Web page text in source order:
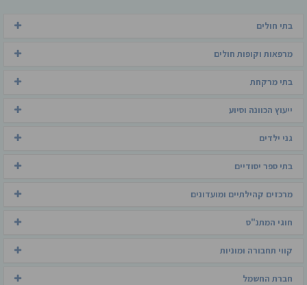
בתי חולים
מרפאות וקופות חולים
בתי מרקחת
ייעוץ הכוונה וסיוע
גני ילדים
בתי ספר יסודיים
מרכזים קהילתיים ומועדונים
חוגי המתנ"ס
קווי תחבורה ומוניות
חברת החשמל